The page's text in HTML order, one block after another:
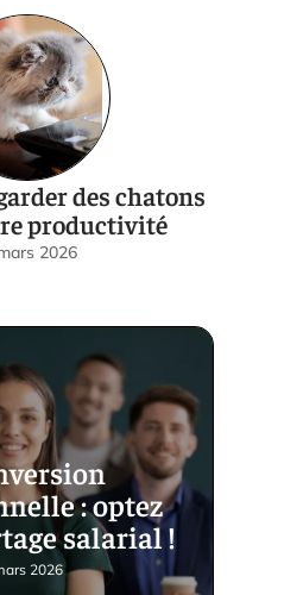
des chatons
productivité
2026
: optez
salarial !
2026